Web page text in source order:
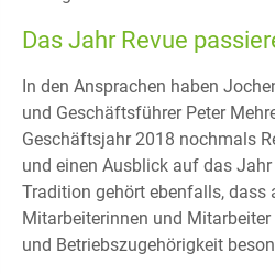
Das Jahr Revue
In den Ansprachen haben
und Geschäftsführer Peter
Geschäftsjahr 2018 nochmals
und einen Ausblick auf das
Tradition gehört ebenfalls, dass
Mitarbeiterinnen und
und Betriebszugehörigkeit